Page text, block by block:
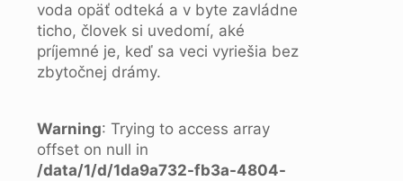
voda opäť odteká a v byte zavládne
ticho, človek si uvedomí, aké
príjemné je, keď sa veci vyriešia bez
zbytočnej drámy.
Warning: Trying to access array
offset on null in
/data/1/d/1da9a732-fb3a-4804-